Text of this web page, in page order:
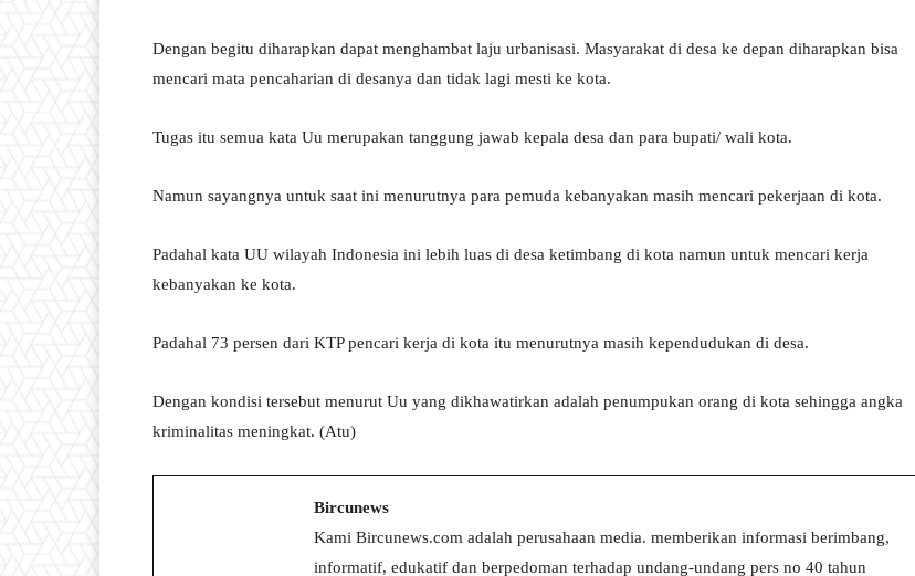
Dengan begitu diharapkan dapat menghambat laju urbanisasi. Masyarakat di desa ke depan diharapkan bisa
mencari mata pencaharian di desanya dan tidak lagi mesti ke kota.
Tugas itu semua kata Uu merupakan tanggung jawab kepala desa dan para bupati/ wali kota.
Namun sayangnya untuk saat ini menurutnya para pemuda kebanyakan masih mencari pekerjaan di kota.
Padahal kata UU wilayah Indonesia ini lebih luas di desa ketimbang di kota namun untuk mencari kerja
kebanyakan ke kota.
Padahal 73 persen dari KTP pencari kerja di kota itu menurutnya masih kependudukan di desa.
Dengan kondisi tersebut menurut Uu yang dikhawatirkan adalah penumpukan orang di kota sehingga angka
kriminalitas meningkat. (Atu)
Bircunews
Kami Bircunews.com adalah perusahaan media. memberikan informasi berimbang,
informatif, edukatif dan berpedoman terhadap undang-undang pers no 40 tahun